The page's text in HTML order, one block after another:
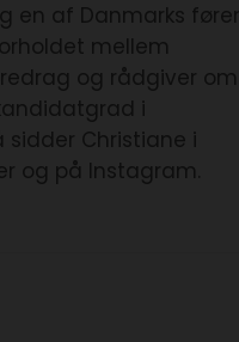
en af Danmarks
mellem
og rådgiver om
i
Christiane i
og på Instagram.